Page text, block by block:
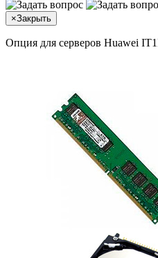
×Закрыть
Опция для серверов Huawei